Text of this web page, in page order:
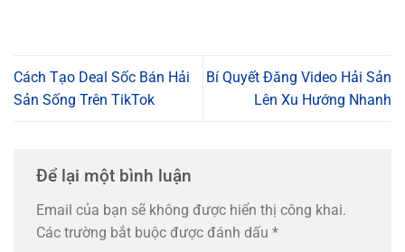
Cách Tạo Deal Sốc Bán Hải
Sản Sống Trên TikTok
Bí Quyết Đăng Video Hải Sản
Lên Xu Hướng Nhanh
Để lại một bình luận
Email của bạn sẽ không được hiển thị công khai.
Các trường bắt buộc được đánh dấu *